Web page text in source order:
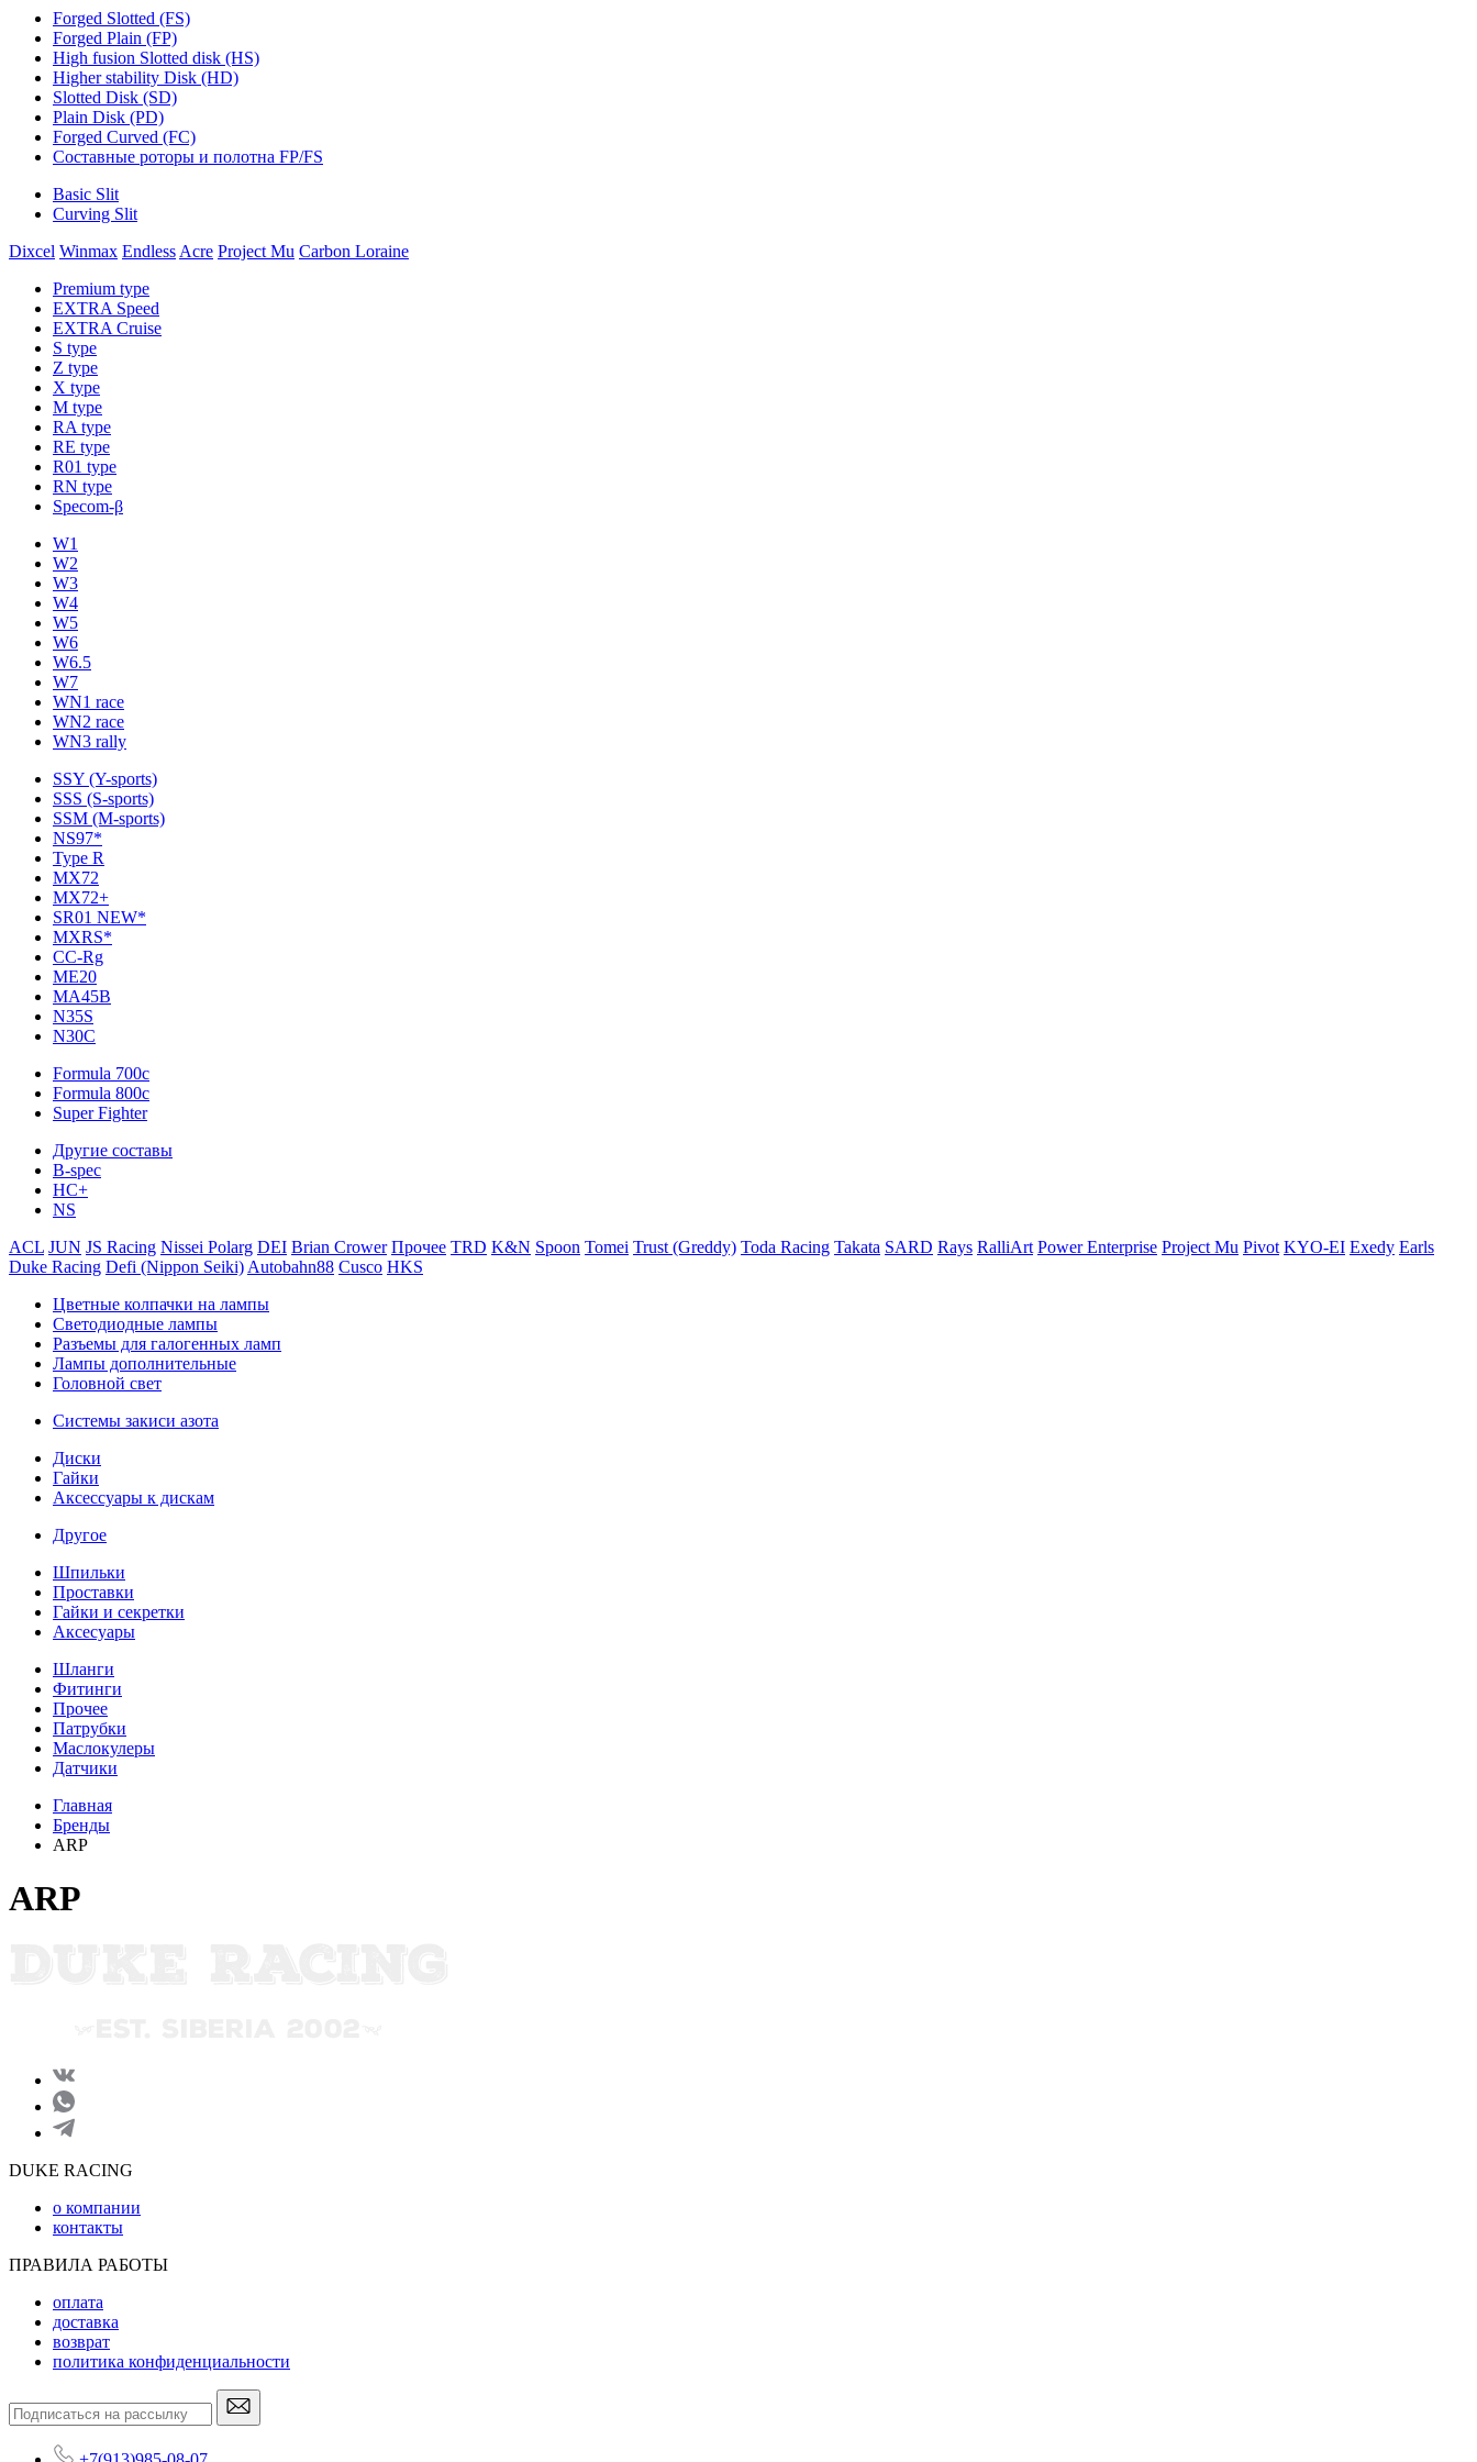
Forged Slotted (FS)
Forged Plain (FP)
High fusion Slotted disk (HS)
Higher stability Disk (HD)
Slotted Disk (SD)
Plain Disk (PD)
Forged Curved (FC)
Составные роторы и полотна FP/FS
Basic Slit
Curving Slit
Dixcel Winmax Endless Acre Project Mu Carbon Loraine
Premium type
EXTRA Speed
EXTRA Cruise
S type
Z type
X type
M type
RA type
RE type
R01 type
RN type
Specom-β
W1
W2
W3
W4
W5
W6
W6.5
W7
WN1 race
WN2 race
WN3 rally
SSY (Y-sports)
SSS (S-sports)
SSM (M-sports)
NS97*
Type R
MX72
MX72+
SR01 NEW*
MXRS*
CC-Rg
ME20
MA45B
N35S
N30C
Formula 700c
Formula 800c
Super Fighter
Другие составы
B-spec
HC+
NS
ACL JUN JS Racing Nissei Polarg DEI Brian Crower Прочее TRD K&N Spoon Tomei Trust (Greddy) Toda Racing Takata SARD Rays RalliArt Power Enterprise Project Mu Pivot KYO-EI Exedy Earls
Duke Racing Defi (Nippon Seiki) Autobahn88 Cusco HKS
Цветные колпачки на лампы
Светодиодные лампы
Разъемы для галогенных ламп
Лампы дополнительные
Головной свет
Системы закиси азота
Диски
Гайки
Аксессуары к дискам
Другое
Шпильки
Проставки
Гайки и секретки
Аксесуары
Шланги
Фитинги
Прочее
Патрубки
Маслокулеры
Датчики
Главная
Бренды
ARP
ARP
DUKE RACING
о компании
контакты
ПРАВИЛА РАБОТЫ
оплата
доставка
возврат
политика конфиденциальности